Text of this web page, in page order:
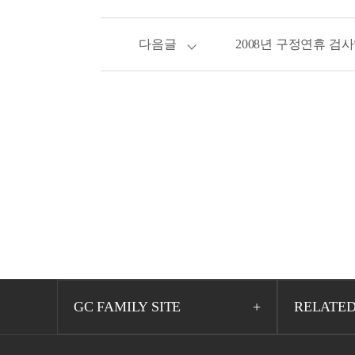
다음글 2008년 구정연휴 검
GC FAMILY SITE